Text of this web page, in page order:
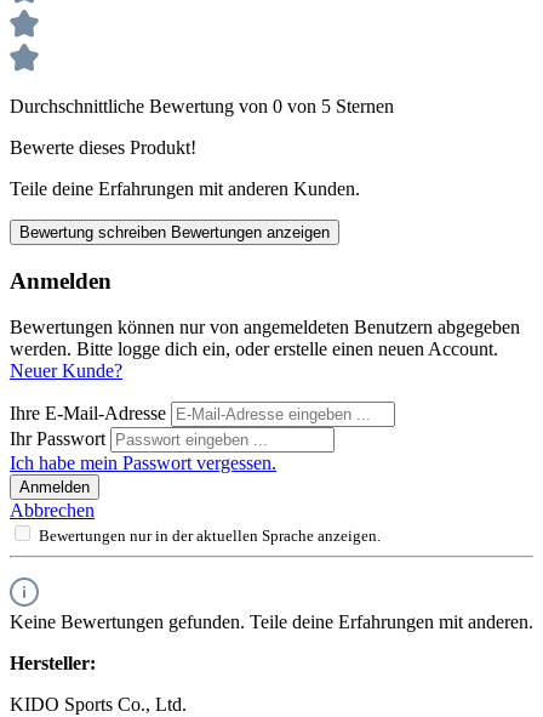
Durchschnittliche Bewertung von 0 von 5 Sternen
Bewerte dieses Produkt!
Teile deine Erfahrungen mit anderen Kunden.
Bewertung schreiben Bewertungen anzeigen
Anmelden
Bewertungen können nur von angemeldeten Benutzern abgegeben
werden. Bitte logge dich ein, oder erstelle einen neuen Account.
Neuer Kunde?
Ihre E-Mail-Adresse
Ihr Passwort
Ich habe mein Passwort vergessen.
Anmelden
Abbrechen
Bewertungen nur in der aktuellen Sprache anzeigen.
Keine Bewertungen gefunden. Teile deine Erfahrungen mit anderen.
Hersteller:
KIDO Sports Co., Ltd.